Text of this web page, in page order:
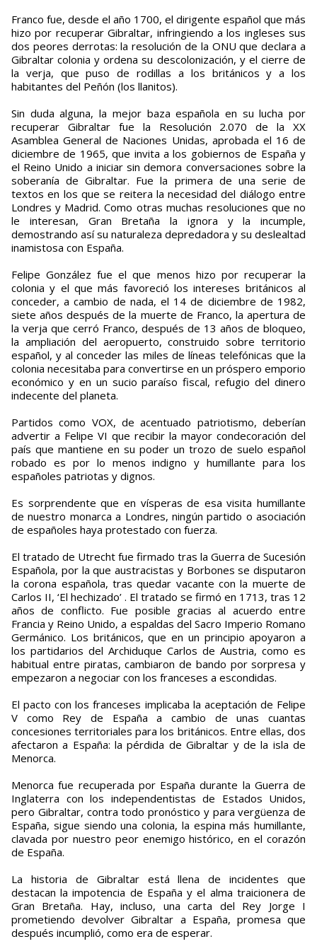
Franco fue, desde el año 1700, el dirigente español que más
hizo por recuperar Gibraltar, infringiendo a los ingleses sus
dos peores derrotas: la resolución de la ONU que declara a
Gibraltar colonia y ordena su descolonización, y el cierre de
la verja, que puso de rodillas a los británicos y a los
habitantes del Peñón (los llanitos).
Sin duda alguna, la mejor baza española en su lucha por
recuperar Gibraltar fue la Resolución 2.070 de la XX
Asamblea General de Naciones Unidas, aprobada el 16 de
diciembre de 1965, que invita a los gobiernos de España y
el Reino Unido a iniciar sin demora conversaciones sobre la
soberanía de Gibraltar. Fue la primera de una serie de
textos en los que se reitera la necesidad del diálogo entre
Londres y Madrid. Como otras muchas resoluciones que no
le interesan, Gran Bretaña la ignora y la incumple,
demostrando así su naturaleza depredadora y su deslealtad
inamistosa con España.
Felipe González fue el que menos hizo por recuperar la
colonia y el que más favoreció los intereses británicos al
conceder, a cambio de nada, el 14 de diciembre de 1982,
siete años después de la muerte de Franco, la apertura de
la verja que cerró Franco, después de 13 años de bloqueo,
la ampliación del aeropuerto, construido sobre territorio
español, y al conceder las miles de líneas telefónicas que la
colonia necesitaba para convertirse en un próspero emporio
económico y en un sucio paraíso fiscal, refugio del dinero
indecente del planeta.
Partidos como VOX, de acentuado patriotismo, deberían
advertir a Felipe VI que recibir la mayor condecoración del
país que mantiene en su poder un trozo de suelo español
robado es por lo menos indigno y humillante para los
españoles patriotas y dignos.
Es sorprendente que en vísperas de esa visita humillante
de nuestro monarca a Londres, ningún partido o asociación
de españoles haya protestado con fuerza.
El tratado de Utrecht fue firmado tras la Guerra de Sucesión
Española, por la que austracistas y Borbones se disputaron
la corona española, tras quedar vacante con la muerte de
Carlos II, ‘El hechizado’ . El tratado se firmó en 1713, tras 12
años de conflicto. Fue posible gracias al acuerdo entre
Francia y Reino Unido, a espaldas del Sacro Imperio Romano
Germánico. Los británicos, que en un principio apoyaron a
los partidarios del Archiduque Carlos de Austria, como es
habitual entre piratas, cambiaron de bando por sorpresa y
empezaron a negociar con los franceses a escondidas.
El pacto con los franceses implicaba la aceptación de Felipe
V como Rey de España a cambio de unas cuantas
concesiones territoriales para los británicos. Entre ellas, dos
afectaron a España: la pérdida de Gibraltar y de la isla de
Menorca.
Menorca fue recuperada por España durante la Guerra de
Inglaterra con los independentistas de Estados Unidos,
pero Gibraltar, contra todo pronóstico y para vergüenza de
España, sigue siendo una colonia, la espina más humillante,
clavada por nuestro peor enemigo histórico, en el corazón
de España.
La historia de Gibraltar está llena de incidentes que
destacan la impotencia de España y el alma traicionera de
Gran Bretaña. Hay, incluso, una carta del Rey Jorge I
prometiendo devolver Gibraltar a España, promesa que
después incumplió, como era de esperar.